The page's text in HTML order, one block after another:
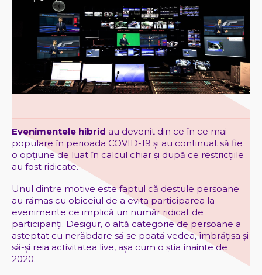
Evenimentele hibrid au devenit din ce în ce mai
populare în perioada COVID-19 și au continuat să fie
o opțiune de luat în calcul chiar și după ce restricțiile
au fost ridicate.
Unul dintre motive este faptul că destule persoane
au rămas cu obiceiul de a evita participarea la
evenimente ce implică un număr ridicat de
participanți. Desigur, o altă categorie de persoane a
așteptat cu nerăbdare să se poată vedea, îmbrățișa și
să-și reia activitatea live, așa cum o știa înainte de
2020.